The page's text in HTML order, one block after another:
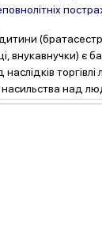
внукавнучки) є
насильства над